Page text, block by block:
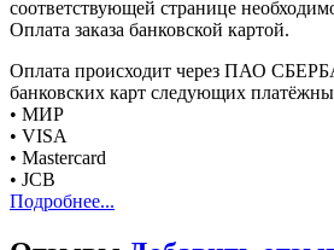
соответствующей странице
Оплата заказа банковской картой.
Оплата происходит через ПАО
банковских карт следующих
• МИР
• VISA
• Mastercard
• JCB
Подробнее...